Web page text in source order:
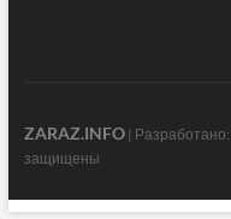
ZARAZ.INFO| Разработано:
защищены